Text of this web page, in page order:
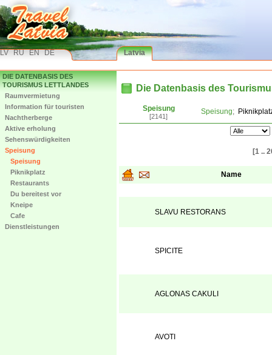
LV RU EN DE Latvia
DIE DATENBASIS DES
TOURISMUS LETTLANDES
Raumvermietung
Information für touristen
Nachtherberge
Aktive erholung
Sehenswürdigkeiten
Speisung
Speisung
Piknikplatz
Restaurants
Du bereitest vor
Kneipe
Cafe
Dienstleistungen
Die Datenbasis des
Speisung
[2141]
Speisung;
[1 ..
Name
SLAVU RESTORANS
SPICITE
AGLONAS CAKULI
AVOTI